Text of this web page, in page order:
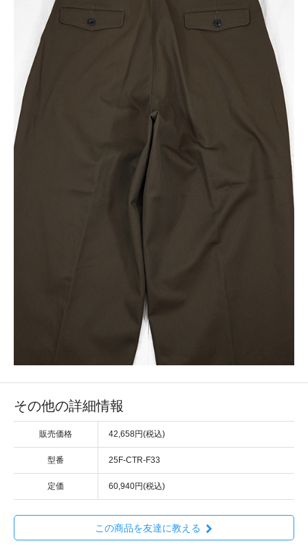
その他の詳細情報
販売価格 42,658円(税込)
型番 25F-CTR-F33
定価 60,940円(税込)
この商品を友達に教える